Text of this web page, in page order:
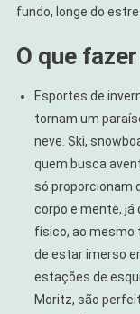
fundo, longe do
O que
Esportes de
tornam um
neve. Ski,
quem busca
só proporcionam
corpo e mente, já
físico, ao mesmo
de estar imerso
estações de
Moritz, são